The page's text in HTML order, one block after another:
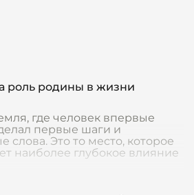
роль родины в жизни
где человек впервые
первые шаги и
слова. Это то место, которое
наиболее глубокое влияние